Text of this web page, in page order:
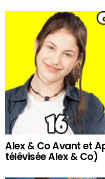
Alex & Co Avant et
télévisée Alex & Co)